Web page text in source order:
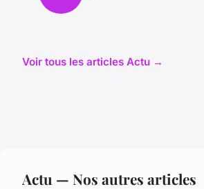
Voir tous les articles Actu →
Actu — Nos autres articles